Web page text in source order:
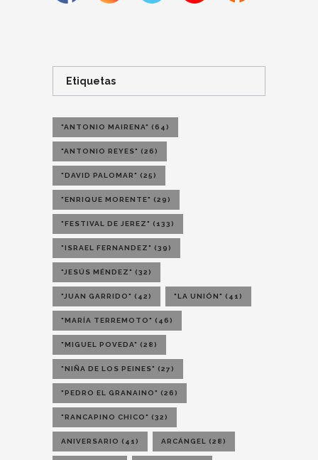
Etiquetas
"ANTONIO MAIRENA" (64)
"ANTONIO REYES" (26)
"DAVID PALOMAR" (25)
"ENRIQUE MORENTE" (29)
"FESTIVAL DE JEREZ" (133)
"ISRAEL FERNANDEZ" (39)
"JESÚS MÉNDEZ" (32)
"JUAN GARRIDO" (42) "LA UNIÓN" (41)
"MARÍA TERREMOTO" (46)
"MIGUEL POVEDA" (28)
"NIÑA DE LOS PEINES" (27)
"PEDRO EL GRANAINO" (26)
"RANCAPINO CHICO" (32)
ANIVERSARIO (41) ARCÁNGEL (28)